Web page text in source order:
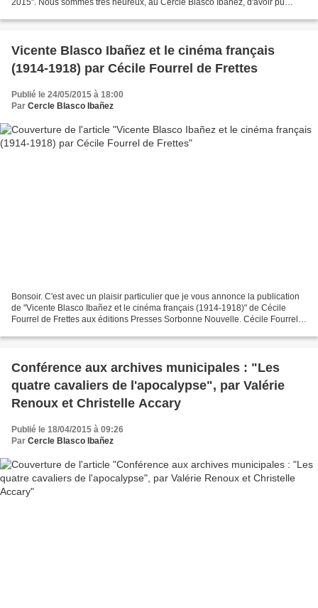
2015". Nous sommes très heureux, au Cercle Blasco Ibañez, d'avoir pu
Vicente Blasco Ibañez et le cinéma français
(1914-1918) par Cécile Fourrel de Frettes
Publié le 24/05/2015 à 18:00
Par Cercle Blasco Ibañez
Bonsoir. C'est avec un plaisir particulier que je vous annonce la publication
de "Vicente Blasco Ibañez et le cinéma français (1914-1918)" de Cécile
Fourrel de Frettes aux éditions Presses Sorbonne Nouvelle. Cécile Fourrel
Conférence aux archives municipales : "Les
quatre cavaliers de l'apocalypse", par Valérie
Renoux et Christelle Accary
Publié le 18/04/2015 à 09:26
Par Cercle Blasco Ibañez